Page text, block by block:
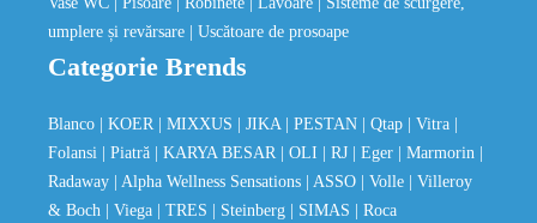
umplere și revărsare
| Uscătoare de prosoape
Categorie Brends
Blanco | KOER | MIXXUS | JIKA | PESTAN | Qtap | Vitra
Folansi
| Piatră | KARYA BESAR | OLI | RJ | Eger | Marmorin
Radaway
| Alpha Wellness Sensations | ASSO | Volle
| Villeroy
& Boch
| Viega | TRES | Steinberg | SIMAS | Roca